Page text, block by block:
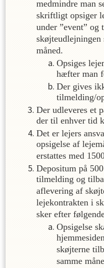
medmindre man
skriftligt opsiger
under ”event”
skøjteudlejningen
måned.
Opsiges
hæfter man
Der gives
tilmelding/
Der udleveres et
der til enhver tid
Det er lejers
opsigelse af
erstattes med
Depositum på
tilmelding og
aflevering af
lejekontrakten i
sker efter
Opsigelse
skøjterne
samme